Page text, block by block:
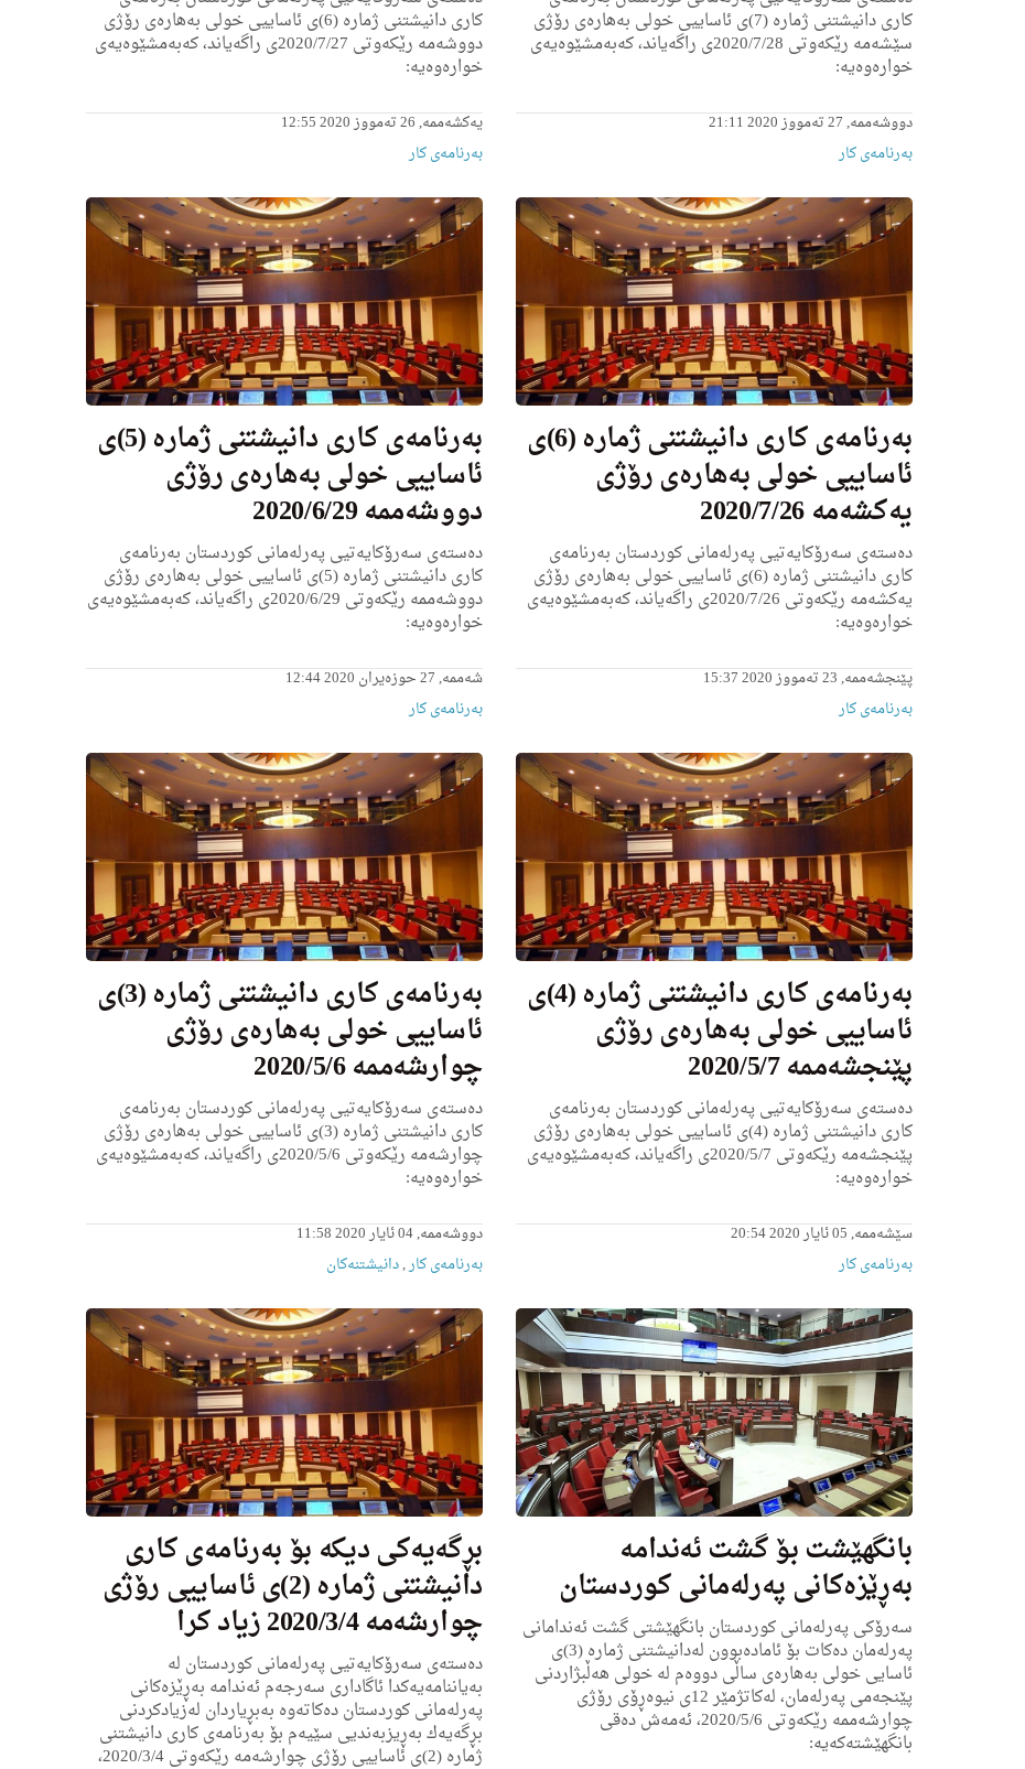
كاری دانیشتنی ژماره‌ (7)ی ئاساییی خولی به‌هاره‌ى رۆژی
سێشه‌مه‌ رێكه‌وتی 2020/7/28ى راگه‌یاند، كه‌به‌مشێوه‌یه‌ی
خواره‌وه‌یه‌:
دووشەممە, 27 تەمووز 2020 21:11
بەرنامەی کار
كاری دانیشتنی ژماره‌ (6)ی ئاساییی خولی به‌هاره‌ى رۆژی
دووشه‌مه‌ رێكه‌وتی 2020/7/27ى راگه‌یاند، كه‌به‌مشێوه‌یه‌ی
خواره‌وه‌یه‌:
یەکشەممە, 26 تەمووز 2020 12:55
بەرنامەی کار
به‌رنامه‌ى كاری دانیشتنی ژماره‌ (6)ی
ئاساییی خولی به‌هاره‌ى رۆژی
یه‌كشه‌مه‌ 2020/7/26
ده‌سته‌ی سه‌رۆكایه‌تیی په‌رله‌مانی كوردستان به‌رنامه‌ی
كاری دانیشتنی ژماره‌ (6)ی ئاساییی خولی به‌هاره‌ى رۆژی
یه‌كشه‌مه‌ رێكه‌وتی 2020/7/26ى راگه‌یاند، كه‌به‌مشێوه‌یه‌ی
خواره‌وه‌یه‌:
پێنجشەممە, 23 تەمووز 2020 15:37
بەرنامەی کار
به‌رنامه‌ى كاری دانیشتنی ژماره‌ (5)ی
ئاساییی خولی به‌هاره‌ى رۆژی
دووشه‌ممه‌ 2020/6/29
ده‌سته‌ی سه‌رۆكایه‌تیی په‌رله‌مانی كوردستان به‌رنامه‌ی
كاری دانیشتنی ژماره‌ (5)ی ئاساییی خولی به‌هاره‌ى رۆژی
دووشه‌ممه‌ رێكه‌وتی 2020/6/29ى راگه‌یاند، كه‌به‌مشێوه‌یه‌ی
خواره‌وه‌یه‌:
شەممە, 27 حوزەیران 2020 12:44
بەرنامەی کار
به‌رنامه‌ى كاری دانیشتنی ژماره‌ (4)ی
ئاساییی خولی به‌هاره‌ى رۆژی
پێنجشه‌ممه‌ 2020/5/7
ده‌سته‌ی سه‌رۆكایه‌تیی په‌رله‌مانی كوردستان به‌رنامه‌ی
كاری دانیشتنی ژماره‌ (4)ی ئاساییی خولی به‌هاره‌ى رۆژی
پێنجشه‌مه‌ رێكه‌وتی 2020/5/7ى راگه‌یاند، كه‌به‌مشێوه‌یه‌ی
خواره‌وه‌یه‌:
سێشەممە, 05 ئایار 2020 20:54
بەرنامەی کار
به‌رنامه‌ى كاری دانیشتنی ژماره‌ (3)ی
ئاساییی خولی به‌هاره‌ى رۆژی
چوارشه‌ممه‌ 2020/5/6
ده‌سته‌ی سه‌رۆكایه‌تیی په‌رله‌مانی كوردستان به‌رنامه‌ی
كاری دانیشتنی ژماره‌ (3)ی ئاساییی خولی به‌هاره‌ى رۆژی
چوارشه‌مه‌ رێكه‌وتی 2020/5/6ى راگه‌یاند، كه‌به‌مشێوه‌یه‌ی
خواره‌وه‌یه‌:
دووشەممە, 04 ئایار 2020 11:58
بەرنامەی کار,دانیشتنه‌کان
بانگهێشت بۆ گشت ئه‌ندامه‌
به‌ڕێزه‌كانی په‌رله‌مانی كوردستان
سه‌رۆكی په‌رله‌مانی كوردستان بانگهێشتی گشت ئه‌ندامانی
په‌رله‌مان ده‌كات بۆ ئاماده‌بوون له‌دانیشتنی ژماره‌ (3)ی
ئاسایی خولی به‌هاره‌ی ساڵی دووه‌م له‌ خولی هه‌ڵبژاردنی
پێنجه‌می په‌رله‌مان، له‌كاتژمێر 12ى نیوه‌ڕۆی رۆژى
چوارشه‌ممه‌ رێكه‌وتی 2020/5/6، ئه‌مه‌ش ده‌قی
بانگهێشته‌كه‌یه‌:
بڕگه‌یه‌كى دیكه‌ بۆ به‌رنامه‌ى كارى
دانیشتنی ژماره‌ (2)ى ئاساییی رۆژی
چوارشه‌مه‌ 2020/3/4 زیاد كرا
ده‌سته‌ی سه‌رۆكایه‌تیی په‌رله‌مانى كوردستان له‌
به‌یاننامه‌یه‌كدا ئاگادارى سه‌رجه‌م ئه‌ندامه‌ به‌ڕێزه‌كانی
په‌رله‌مانى كوردستان ده‌كاته‌وه‌ به‌بڕیاردان له‌زیادكردنی
بڕگه‌یه‌ك به‌ڕیزبه‌ندیى سێیه‌م بۆ به‌رنامه‌ی كاری دانیشتنی
ژماره‌ (2)ی ئاساییی رۆژی چوارشه‌مه‌ رێكه‌وتی 2020/3/4،